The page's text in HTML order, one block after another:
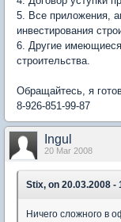
5. Все приложения,
инвестирования
6. Другие
строительства.
Обращайтесь, я
8-926-851-99-87
Ingul
20 Mar 2008
Stix, on 20.03.2008 -
Ничего сложного в